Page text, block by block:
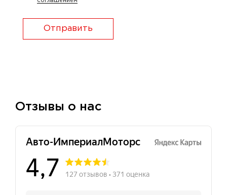
Отправить
Отзывы о нас